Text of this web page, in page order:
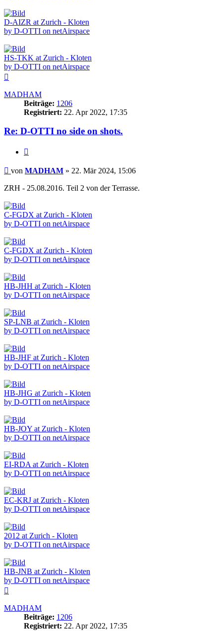
D-AIZR at Zurich - Kloten
by D-OTTI on netAirspace
HS-TKK at Zurich - Kloten
by D-OTTI on netAirspace
MADHAM
Beiträge: 1206
Registriert: 22. Apr 2022, 17:35
Re: D-OTTI no side on shots.
Beitrag
von MADHAM » 22. Mär 2024, 15:06
ZRH - 25.08.2016. Teil 2 von der Terrasse.
C-FGDX at Zurich - Kloten
by D-OTTI on netAirspace
C-FGDX at Zurich - Kloten
by D-OTTI on netAirspace
HB-JHH at Zurich - Kloten
by D-OTTI on netAirspace
SP-LNB at Zurich - Kloten
by D-OTTI on netAirspace
HB-JHF at Zurich - Kloten
by D-OTTI on netAirspace
HB-JHG at Zurich - Kloten
by D-OTTI on netAirspace
HB-JOY at Zurich - Kloten
by D-OTTI on netAirspace
EI-RDA at Zurich - Kloten
by D-OTTI on netAirspace
EC-KRJ at Zurich - Kloten
by D-OTTI on netAirspace
2012 at Zurich - Kloten
by D-OTTI on netAirspace
HB-JNB at Zurich - Kloten
by D-OTTI on netAirspace
MADHAM
Beiträge: 1206
Registriert: 22. Apr 2022, 17:35